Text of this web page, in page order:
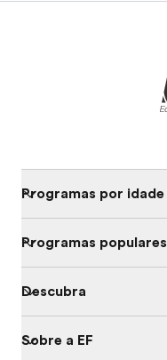
Programas por idade
Programas populares
Descubra
Sobre a EF